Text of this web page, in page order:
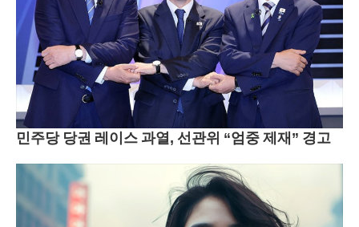
민주당 당권 레이스 과열, 선관위 “엄중 제재” 경고